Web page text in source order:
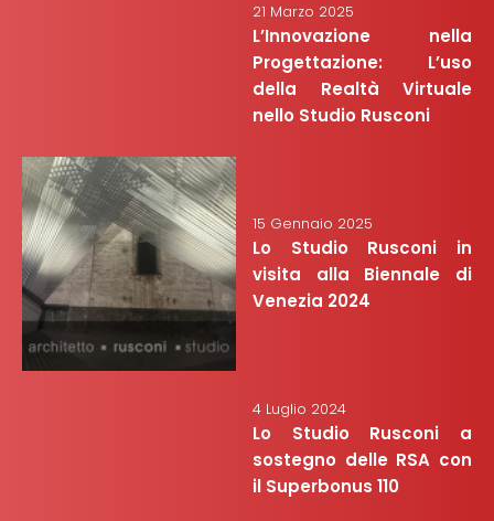
21 Marzo 2025
L’Innovazione nella
Progettazione: L’uso
della Realtà Virtuale
nello Studio Rusconi
15 Gennaio 2025
Lo Studio Rusconi in
visita alla Biennale di
Venezia 2024
4 Luglio 2024
Lo Studio Rusconi a
sostegno delle RSA con
il Superbonus 110